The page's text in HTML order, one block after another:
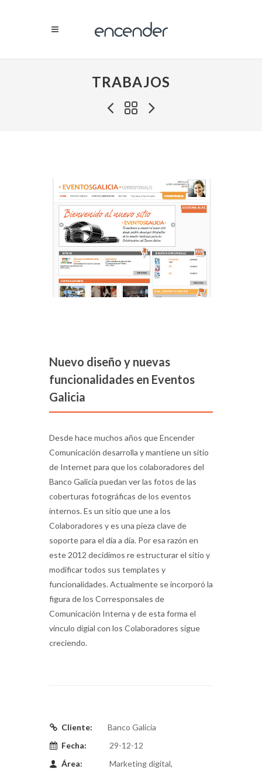
TRABAJOS
Nuevo diseño y nuevas
funcionalidades en Eventos
Galicia
Desde hace muchos años que Encender
Comunicación desarrolla y mantiene un sitio
de Internet para que los colaboradores del
Banco Galicia puedan ver las fotos de las
coberturas fotográficas de los eventos
internos. Es un sitio que une a los
Colaboradores y es una pieza clave de
soporte para el día a día. Por esa razón en
este 2012 decidimos re estructurar el sitio y
modificar todos sus templates y
funcionalidades. Actualmente se incorporó la
figura de los Corresponsales de
Comunicación Interna y de esta forma el
vínculo digial con los Colaboradores sigue
creciendo.
Cliente:
Banco Galicia
Fecha:
29-12-12
Área:
Marketing digital,